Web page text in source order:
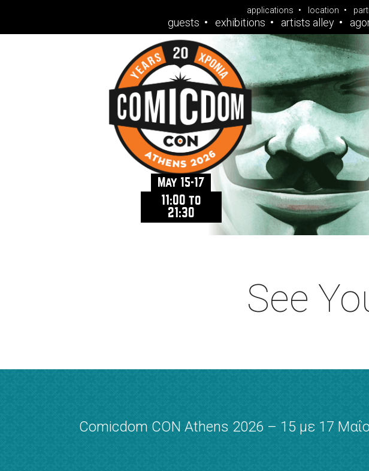
applications location
guests exhibitions artists alley
May 15-17
11:00 to
21:30
See
Comicdom CON Athens 2026 – 15 με 17